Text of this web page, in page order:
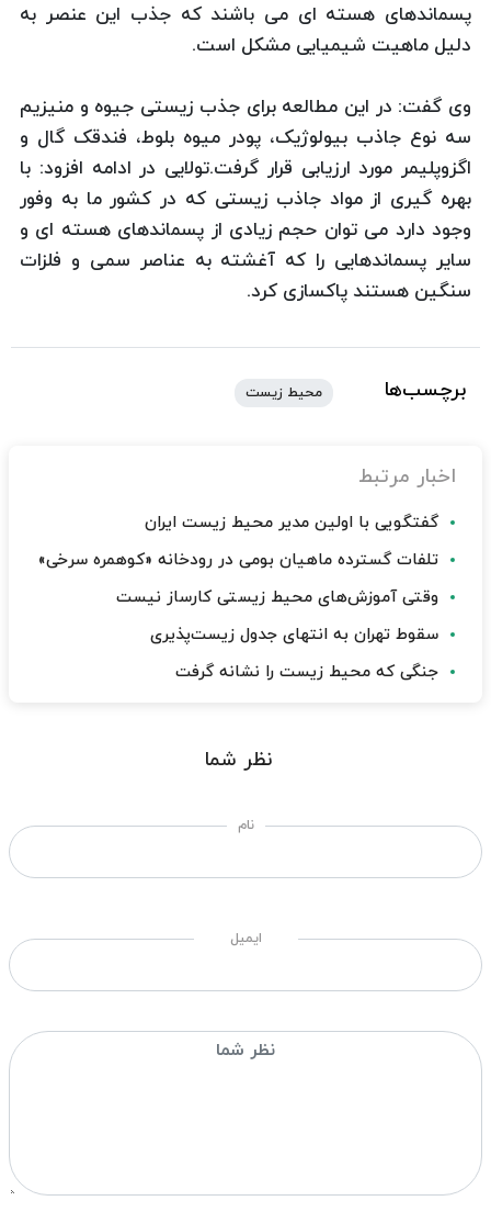
پسماندهای هسته ای می باشند که جذب این عنصر به
دلیل ماهیت شیمیایی مشکل است.
وی گفت: در این مطالعه برای جذب زیستی جیوه و منیزیم
سه نوع جاذب بیولوژیک، پودر میوه بلوط، فندقک گال و
اگزوپلیمر مورد ارزیابی قرار گرفت.تولایی در ادامه افزود: با
بهره گیری از مواد جاذب زیستی که در کشور ما به وفور
وجود دارد می توان حجم زیادی از پسماندهای هسته ای و
سایر پسماندهایی را که آغشته به عناصر سمی و فلزات
سنگین هستند پاکسازی کرد.
برچسب‌ها محیط زیست
اخبار مرتبط
گفتگویی با اولین مدیر محیط زیست ایران
تلفات گسترده ماهیان بومی در رودخانه «کوهمره سرخی»
وقتی آموزش‌های محیط زیستی کارساز نیست
سقوط تهران به انتهای جدول زیست‌پذیری
جنگی که محیط زیست را نشانه گرفت
نظر شما
نام
ایمیل